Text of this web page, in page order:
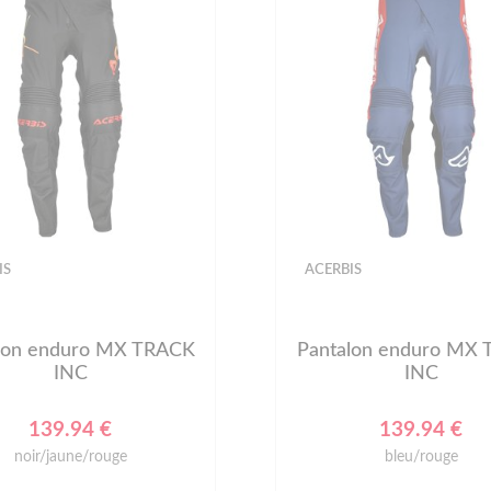
enduro MX TRACK
INC
139.94 €
noir/jaune/rouge
ACERBIS
Pantalon enduro MX
INC
139.94 €
bleu/rouge